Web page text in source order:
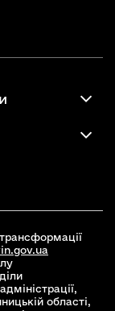
області,